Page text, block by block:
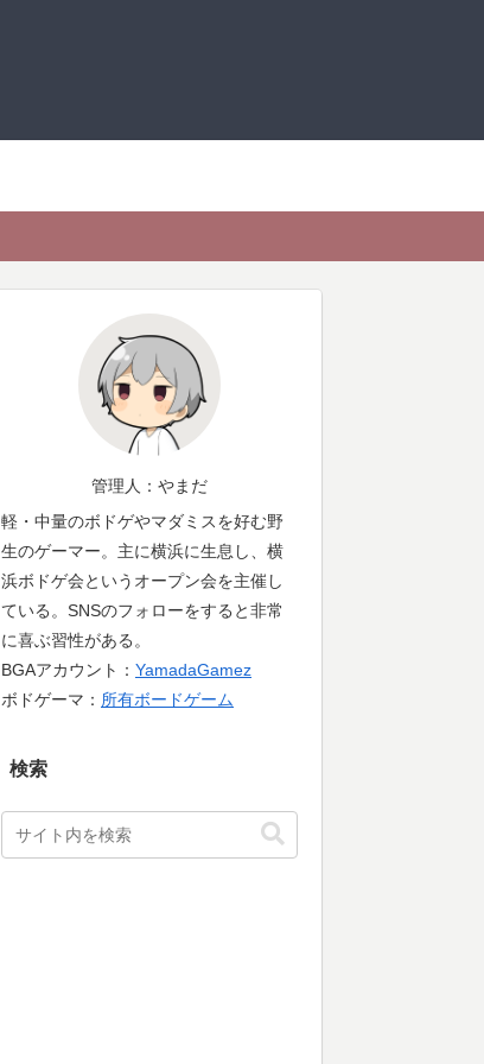
管理人：やまだ
軽・中量のボドゲやマダミスを好む野
生のゲーマー。主に横浜に生息し、横
浜ボドゲ会というオープン会を主催し
ている。SNSのフォローをすると非常
に喜ぶ習性がある。
BGAアカウント： YamadaGamez
ボドゲーマ： 所有ボードゲーム
検索